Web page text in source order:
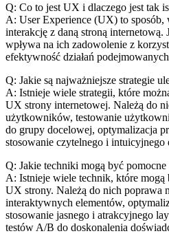
Q: Co to ‌jest UX i dlaczego jest tak
A:​ User ​Experience (UX) to
interakcję z⁣ daną stroną internetową.
wpływa na ich zadowolenie z
efektywność działań
Q: Jakie są najważniejsze strategie
A: Istnieje wiele strategii, które
UX strony internetowej. Należą do
użytkowników, testowanie
do grupy docelowej, optymalizacja‌
⁢stosowanie czytelnego i⁤ intuicyjnego
Q: Jakie techniki mogą być
A: Istnieje wiele technik, które
UX ⁤strony. Należą do nich poprawa
interaktywnych elementów,
stosowanie jasnego i atrakcyjnego
testów A/B⁢ do doskonalenia